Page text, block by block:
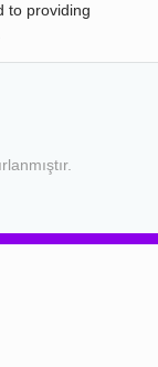
to providing